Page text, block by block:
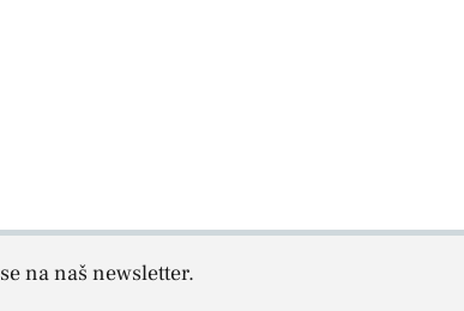
na naš newsletter.